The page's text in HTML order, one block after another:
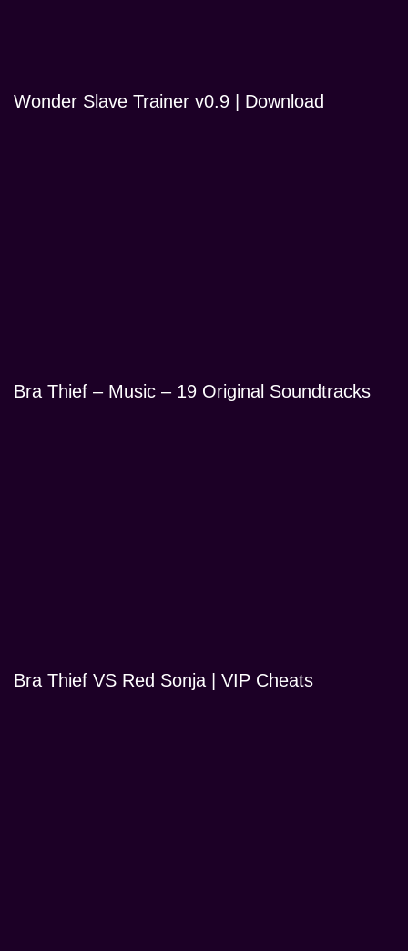
Wonder Slave Trainer v0.9 | Download
Bra Thief – Music – 19 Original Soundtracks
Bra Thief VS Red Sonja | VIP Cheats